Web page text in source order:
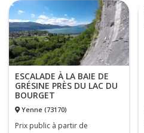
ESCALADE À LA BAIE DE
GRÉSINE PRÈS DU LAC DU
BOURGET
Yenne (73170)
Prix public à partir de